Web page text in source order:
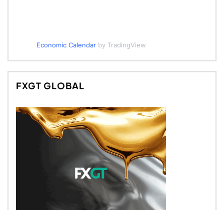
Economic Calendarby TradingView
FXGT GLOBAL